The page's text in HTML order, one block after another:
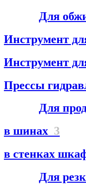
Для
Инструмент
Инструмент
Прессы
Для
в шинах 3
в стенках
Для